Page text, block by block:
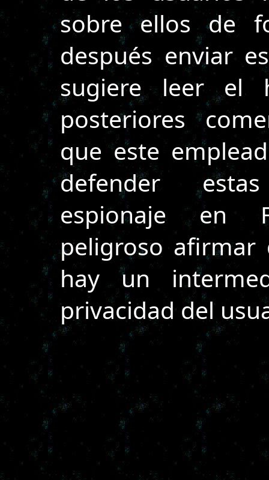
sobre ellos de
después enviar
sugiere leer
posteriores
que este
defender
espionaje en
peligroso afirmar
hay un
privacidad del